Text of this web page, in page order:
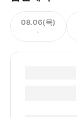
08.06(목)
-